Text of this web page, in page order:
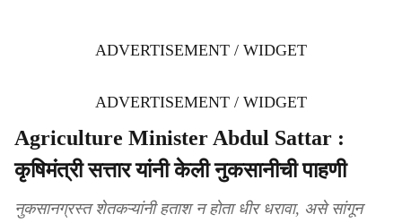
ADVERTISEMENT / WIDGET
ADVERTISEMENT / WIDGET
Agriculture Minister Abdul Sattar :
कृषिमंत्री सत्तार यांनी केली नुकसानीची पाहणी
नुकसानग्रस्त शेतकऱ्यांनी हताश न होता धीर धरावा, असे सांगून